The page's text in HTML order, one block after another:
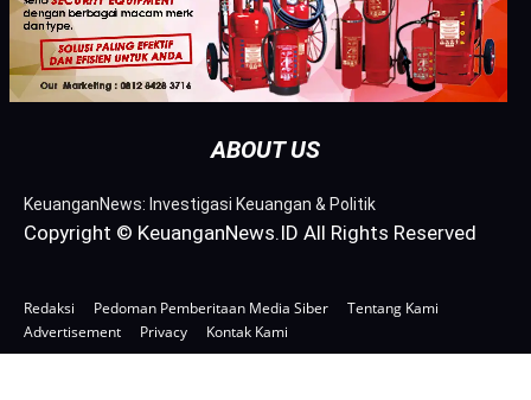
ABOUT US
KeuanganNews: Investigasi Keuangan & Politik
Copyright © KeuanganNews.ID All Rights Reserved
Redaksi Pedoman Pemberitaan Media Siber
Tentang Kami
Advertisement
Privacy Kontak Kami